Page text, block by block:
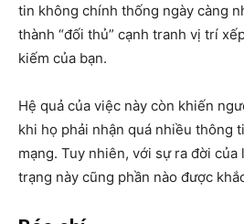
tin không chính thống ngày càng
thành “đối thủ” cạnh tranh vị trí
kiếm của bạn.
Hệ quả của việc này còn khiến
khi họ phải nhận quá nhiều thông
mạng. Tuy nhiên, với sự ra đời
trạng này cũng phần nào được